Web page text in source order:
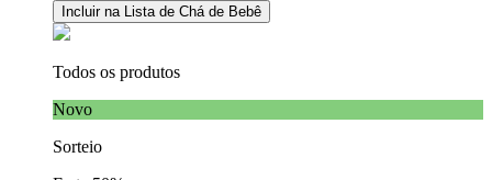
Incluir na Lista de Chá de Bebê
Todos os produtos
Novo
Sorteio